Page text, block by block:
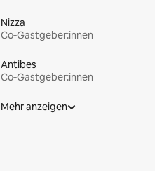
Nizza
Co‑Gastgeber:innen
Antibes
Co‑Gastgeber:innen
Mehr anzeigen